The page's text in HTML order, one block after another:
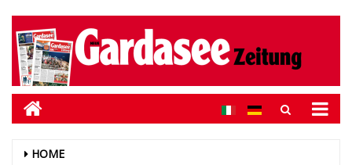
HOME